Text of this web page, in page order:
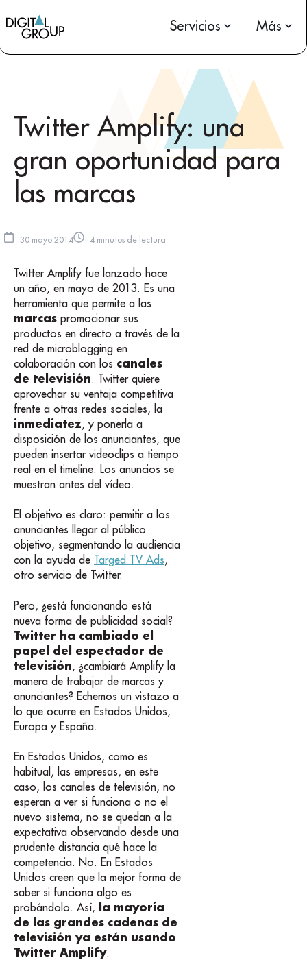
Servicios Más
Twitter Amplify: una
gran oportunidad para
las marcas
30 mayo 2014 4 minutos de lectura
Twitter Amplify fue lanzado hace
un año, en mayo de 2013. Es una
herramienta que permite a las
marcas promocionar sus
productos en directo a través de la
red de microblogging en
colaboración con los canales
de televisión. Twitter quiere
aprovechar su ventaja competitiva
frente a otras redes sociales, la
inmediatez, y ponerla a
disposición de los anunciantes, que
pueden insertar videoclips a tiempo
real en el timeline. Los anuncios se
muestran antes del vídeo.
El objetivo es claro: permitir a los
anunciantes llegar al público
objetivo, segmentando la audiencia
con la ayuda de Targed TV Ads,
otro servicio de Twitter.
Pero, ¿está funcionando está
nueva forma de publicidad social?
Twitter ha cambiado el
papel del espectador de
televisión, ¿cambiará Amplify la
manera de trabajar de marcas y
anunciantes? Echemos un vistazo a
lo que ocurre en Estados Unidos,
Europa y España.
En Estados Unidos, como es
habitual, las empresas, en este
caso, los canales de televisión, no
esperan a ver si funciona o no el
nuevo sistema, no se quedan a la
expectativa observando desde una
prudente distancia qué hace la
competencia. No. En Estados
Unidos creen que la mejor forma de
saber si funciona algo es
probándolo. Así, la mayoría
de las grandes cadenas de
televisión ya están usando
Twitter Amplify.